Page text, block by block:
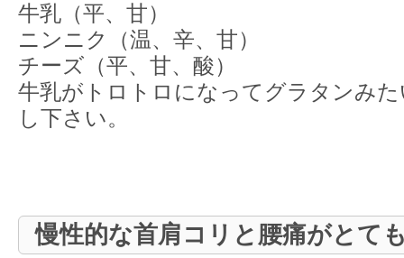
牛乳（平、甘）
ニンニク（温、辛、甘）
チーズ（平、甘、酸）
牛乳がトロトロになってグラタンみ
し下さい。
慢性的な首肩コリと腰痛がとて